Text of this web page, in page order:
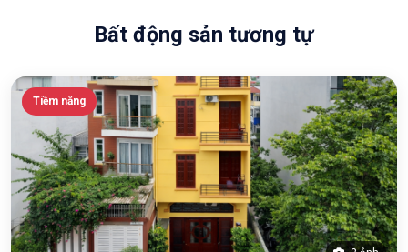
Bất động sản tương tự
Tiềm năng